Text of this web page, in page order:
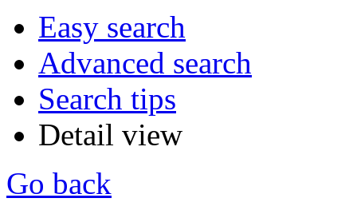
Easy search
Advanced search
Search tips
Detail view
Go back